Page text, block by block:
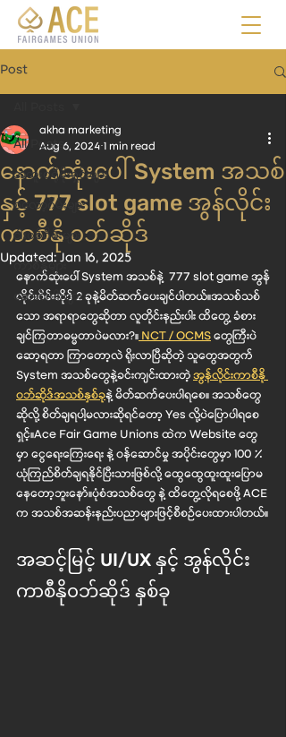
Post
All Posts
အထူးပရိုမိုးရှင်းများ
စလော့ဂိမ်းများ
ငါးပစ်ဂိမ်းများ
ကာစီနိုများ
ဆောင်းပါးများ
နောက်ဆုံးပေါ် System အသစ်
နှင့် 777 slot game အွန်လိုင်း
ကာစီနို ၀ဘ်ဆိုဒ်
akha marketing
Aug 6, 2024 1 min read
Updated:Jan 16, 2025
နောက်ဆုံးပေါ် System အသစ်နဲ့  777 slot game အွန်
လိုင်းဂိမ်းဆိုဒ် 2 ခုနဲ့မိတ်ဆက်ပေးချင်ပါတယ်။အသစ်သစ်
သော အရာရာတွေဆိုတာ လူတိုင်းနည်းပါး ထိတွေ့ ခံစား
ချင်ကြတာဓမ္မတာပဲမလား?။ NCT / OCMS တွေကြီးပဲ
ဆော့ရတာ ကြာတော့လဲ ရိုးလာပြီဆိုတဲ့ သူတွေအတွက်
System အသစ်တွေနဲ့ခင်းကျင်းထားတဲ့အွန်လိုင်းကာစီနို
၀ဘ်ဆိုဒ်အသစ်နှစ်ခုနဲ့ မိတ်ဆက်ပေးပါရစေ။ အသစ်တွေ
ဆိုလို့ စိတ်ချရပါ့မလားဆိုရင်တော့ Yes လို့ပဲပြောပါရစေ
ရှင့်။Ace Fair Game Unions ထဲက Website တွေ
မှာ ငွေရေးကြေးရေး နဲ့ ဝန်ဆောင်မှု အပိုင်းတွေမှာ 100 %
ယုံကြည်စိတ်ချရနိုင်ပြီးသားဖြစ်လို့ ထွေထွေထူးထူးပြောမ
နေတော့ဘူးနော်။ပုံစံအသစ်တွေ နဲ့ ထိတွေ့လိုရ‌စေဖို့ ACE
က အသစ်အဆန်းနည်းပညာများဖြင့်စီစဉ်ပေးထားပါတယ်။
အဆင့်မြင့် UI/UX နှင့် အွန်လိုင်း
ကာစီနို၀ဘ်ဆိုဒ် နှစ်ခု